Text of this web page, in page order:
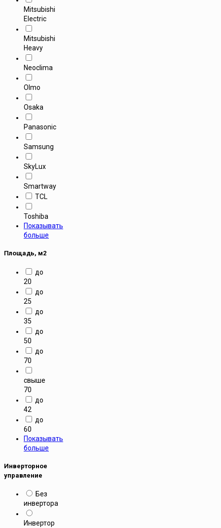
Mitsubishi
Electric
Mitsubishi
Heavy
Neoclima
Olmo
Osaka
Panasonic
Samsung
SkyLux
Smartway
TCL
Toshiba
Показывать
больше
Площадь, м2
до
20
до
25
до
35
до
50
до
70
свыше
70
до
42
до
60
Показывать
больше
Инверторное
управление
Без
инвертора
Инвертор